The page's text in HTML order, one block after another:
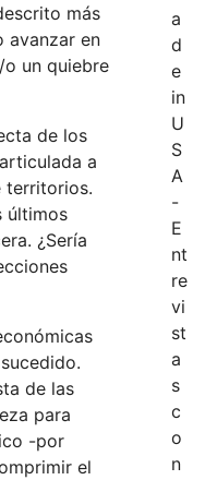
más
avanzar en
un quiebre
de los
a
territorios.
últimos
¿Sería
de las
para
-por
el